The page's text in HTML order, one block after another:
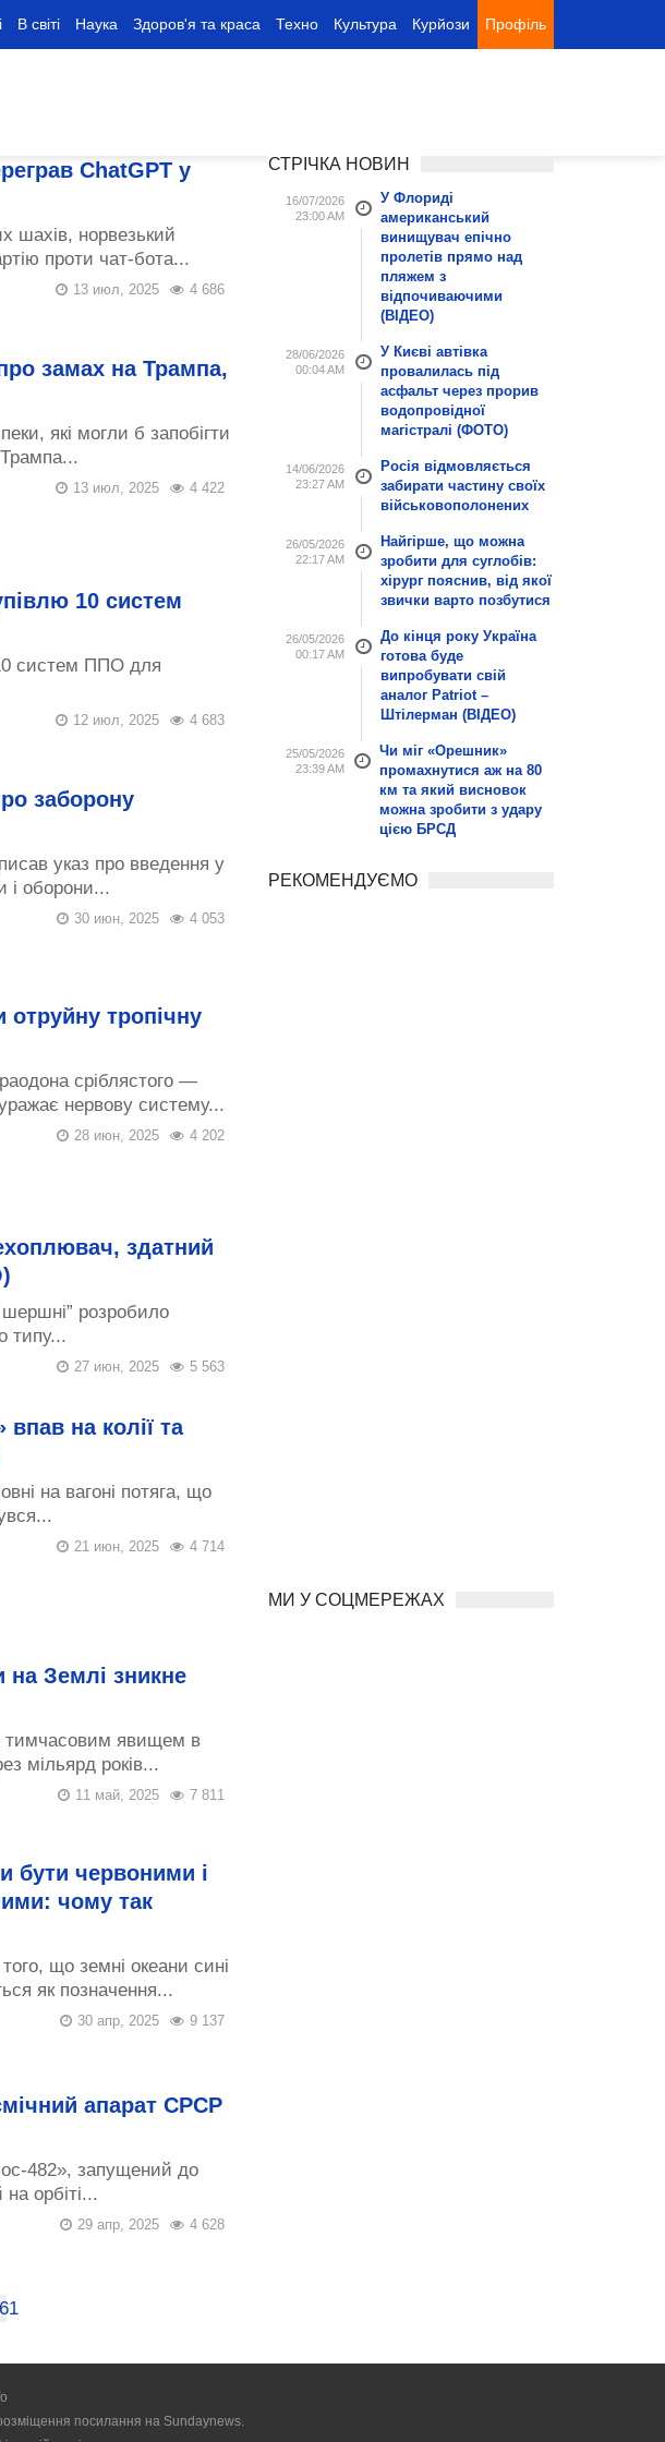
В світі Наука Здоров'я та краса Техно Культура Курйози Профіль
ChatGPT у
шахів, норвезький
проти чат-бота...
4 686
13 июл, 2025
замах на Трампа,
які могли б запобігти
4 422
13 июл, 2025
10 систем
систем ППО для
4 683
12 июл, 2025
заборону
указ про введення у
і оборони...
4 053
30 июн, 2025
тропічну
сріблястого —
нервову систему...
4 202
28 июн, 2025
здатний
шершні” розробило
типу...
5 563
27 июн, 2025
на колії та
на вагоні потяга, що
4 714
21 июн, 2025
на Землі зникне
тимчасовим явищем в
мільярд років...
7 811
11 май, 2025
бути червоними і
чому так
що земні океани сині
як позначення...
9 137
30 апр, 2025
апарат СРСР
482», запущений до
орбіті...
4 628
29 апр, 2025
СТРІЧКА НОВИН
16/07/2026
23:00 AM
У Флориді
американський
винищувач епічно
пролетів прямо над
пляжем з
відпочиваючими
(ВІДЕО)
28/06/2026
00:04 AM
У Києві автівка
провалилась під
асфальт через прорив
водопровідної
магістралі (ФОТО)
14/06/2026
23:27 AM
Росія відмовляється
забирати частину своїх
військовополонених
26/05/2026
22:17 AM
Найгірше, що можна
зробити для суглобів:
хірург пояснив, від якої
звички варто позбутися
26/05/2026
00:17 AM
До кінця року Україна
готова буде
випробувати свій
аналог Patriot –
Штілерман (ВІДЕО)
25/05/2026
23:39 AM
Чи міг «Орешник»
промахнутися аж на 80
км та який висновок
можна зробити з удару
цією БРСД
РЕКОМЕНДУЄМО
МИ У СОЦМЕРЕЖАХ
посилання на Sundaynews.